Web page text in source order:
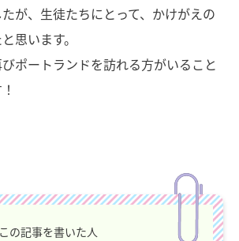
が、生徒たちにとって、かけがえの
思います。
ポートランドを訪れる方がいること
この記事を書いた人